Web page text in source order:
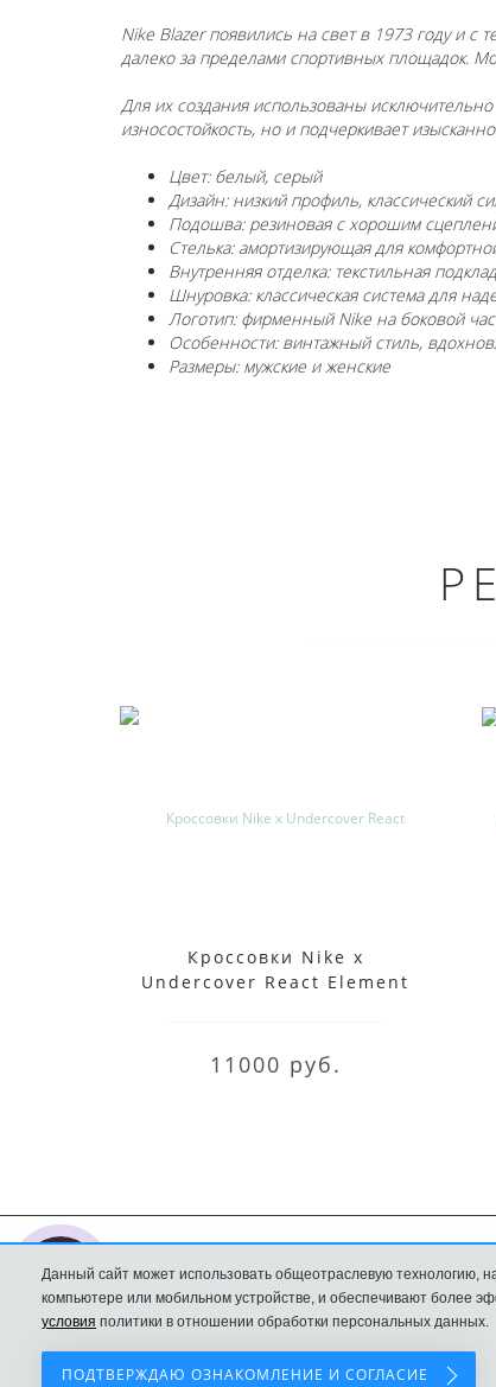
Nike Blazer появились на свет в 1973 году и с
далеко за пределами спортивных площадок.
Для их создания использованы
износостойкость, но и подчеркивает
Цвет: белый, серый
Дизайн: низкий профиль, классический
Подошва: резиновая с хорошим
Стелька: амортизирующая для
Внутренняя отделка: текстильная
Шнуровка: классическая система для
Логотип: фирменный Nike на боковой
Особенности: винтажный стиль,
Размеры: мужские и женские
Кроссовки Nike x
Undercover React Element
11000 руб.
Nike интернет
магазин
Доставка и
Политика
Данный сайт может использовать общеотраслевую
компьютере или мобильном устройстве, и обеспечивают более
условия политики в отношении обработки персональных данных.
ПОДТВЕРЖДАЮ ОЗНАКОМЛЕНИЕ И СОГЛАСИЕ